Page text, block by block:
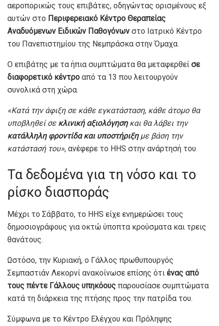
αεροπορικώς τους επιβάτες, οδηγώντας ορισμένους εξ
αυτών στο Περιφερειακό Κέντρο Θεραπείας
Αναδυόμενων Ειδικών Παθογόνων στο Ιατρικό Κέντρο
του Πανεπιστημίου της Νεμπράσκα στην Όμαχα.
Ο επιβάτης με τα ήπια συμπτώματα θα μεταφερθεί σε
διαφορετικό κέντρο από τα 13 που λειτουργούν
συνολικά στη χώρα.
«Κατά την άφιξη σε κάθε εγκατάσταση, κάθε άτομο θα
υποβληθεί σε κλινική αξιολόγησηκαι θα λάβει την
κατάλληλη φροντίδα και υποστήριξημε βάση την
κατάστασή του», ανέφερε το HHS στην ανάρτησή του.
Τα δεδομένα για τη νόσο και το
ρίσκο διασποράς
Μέχρι το Σάββατο, το HHS είχε ενημερώσει τους
δημοσιογράφους για οκτώ ύποπτα κρούσματα και τρεις
θανάτους.
Ωστόσο, την Κυριακή, ο Γάλλος πρωθυπουργός
Σεμπαστιάν Λεκορνί ανακοίνωσε επίσης ότι ένας από
τους πέντε Γάλλους υπηκόους παρουσίασε συμπτώματα
κατά τη διάρκεια της πτήσης προς την πατρίδα του.
Σύμφωνα με το Κέντρο Ελέγχου και Πρόληψης